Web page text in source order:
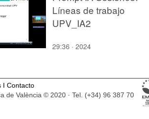
Líneas de trabajo
UPV_IA2
29:36 · 2024
I Contacto
de València © 2020 · Tel. (+34) 96 387 70